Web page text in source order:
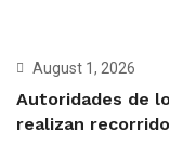
August 1, 2026
Autoridades de
realizan